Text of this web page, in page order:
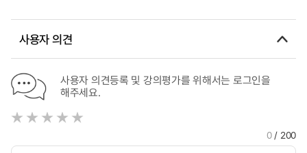
사용자 의견
사용자 의견등록 및 강의평가를 위해서는 로그인을
해주세요.
0/ 200